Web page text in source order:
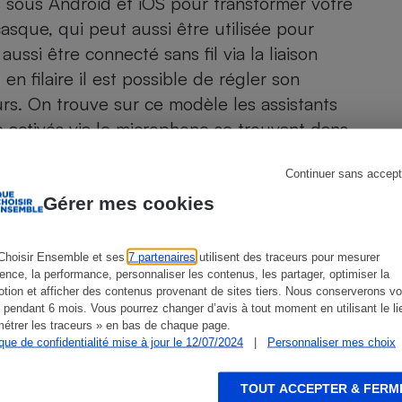
Gérer mes cookies
Ensemble et ses 7 partenaires utilisent des traceurs pour mesurer
la performance, personnaliser les contenus, les partager, optimiser la
et afficher des contenus provenant de sites tiers. Nous conserverons
pendant 6 mois. Vous pourrez changer d’avis à tout moment en utilisant le
les traceurs » en bas de chaque page.
de confidentialité mise à jour le 12/07/2024
| Personnaliser mes choix
Continuer sans
TOUT ACCEPTER &
qui peut aussi être utilisée pour
être connecté sans fil via la liaison
filaire il est possible de régler son
On trouve sur ce modèle les assistants
via le microphone se trouvant dans
cm) et en 77" (195 cm).
que non-exhaustive. À l’exception des autorisations
La Note Que Choisir, il n’existe aucune relation
Four encastrable
Aspirateur
Appareil photo
numérique
Électricité - Gaz